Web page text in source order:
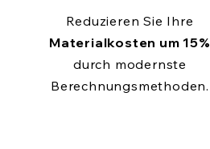
Reduzieren Sie Ihre
Materialkosten um 15%
durch modernste
Berechnungsmethoden.